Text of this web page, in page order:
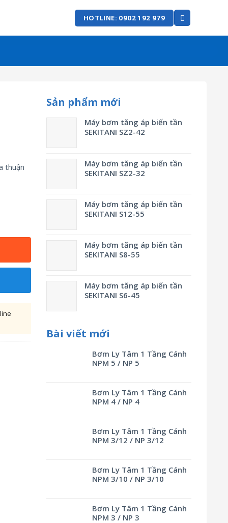
HOTLINE: 0902 192 979
Sản phẩm mới
Máy bơm tăng áp biến tần
SEKITANI SZ2-42
Máy bơm tăng áp biến tần
SEKITANI SZ2-32
Máy bơm tăng áp biến tần
SEKITANI S12-55
Máy bơm tăng áp biến tần
SEKITANI S8-55
Máy bơm tăng áp biến tần
SEKITANI S6-45
Bài viết mới
Bơm Ly Tâm 1 Tầng Cánh
NPM 5 / NP 5
Bơm Ly Tâm 1 Tầng Cánh
NPM 4 / NP 4
Bơm Ly Tâm 1 Tầng Cánh
NPM 3/12 / NP 3/12
Bơm Ly Tâm 1 Tầng Cánh
NPM 3/10 / NP 3/10
Bơm Ly Tâm 1 Tầng Cánh
NPM 3 / NP 3
thuận